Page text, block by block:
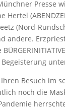
Presse
Hertel
(Nord-
andere.
Besuch im
noch die